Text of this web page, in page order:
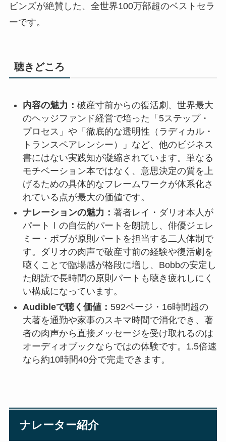
ビンズが絶賛した、全世界100万部超のベストセラ
ーです。
聴きどころ
内容の魅力： 破産寸前からの復活劇、世界最大
のヘッジファンド経営で培った「5ステップ・
プロセス」や「徹底的な透明性（ラディカル・
トランスペアレンシー）」など、他のビジネス
書にはない実践知が凝縮されています。単なる
モチベーション本ではなく、意思決定の質を上
げるための具体的なフレームワークが体系化さ
れている点が最大の価値です。
ナレーションの魅力： 著者レイ・ダリオ本人が
パートⅠの自伝的パートを朗読し、俳優ジェレ
ミー・ボブが原則パートを担当する二人体制で
す。ダリオの肉声で破産寸前の経験や復活劇を
聴くことで臨場感が格段に増し、Bobbの安定し
た朗読で長時間の原則パートも聴き疲れしにく
い構成になっています。
Audibleで聴く価値： 592ページ・16時間超の
大著を通勤や家事のスキマ時間で消化でき、著
者の肉声から直接メッセージを受け取れるのは
オーディオブックならではの体験です。1.5倍速
なら約10時間40分で完走できます。
ナレーター紹介